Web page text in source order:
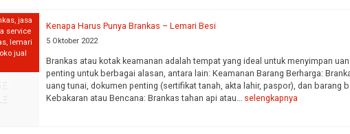
,jasa
service
, lemari
jual
Kenapa Harus Punya Brankas – Lemari Besi
5 Oktober 2022
Brankas atau kotak keamanan adalah tempat yang ideal untuk menyimpan
penting untuk berbagai alasan, antara lain: Keamanan Barang Berharga:
uang tunai, dokumen penting (sertifikat tanah, akta lahir, paspor), dan barang
Kebakaran atau Bencana: Brankas tahan api atau… selengkapnya